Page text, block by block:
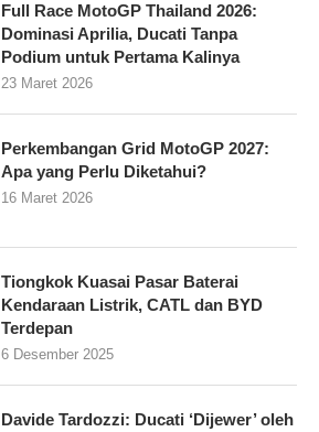
Full Race MotoGP Thailand 2026:
Dominasi Aprilia, Ducati Tanpa
Podium untuk Pertama Kalinya
23 Maret 2026
Perkembangan Grid MotoGP 2027:
Apa yang Perlu Diketahui?
16 Maret 2026
Tiongkok Kuasai Pasar Baterai
Kendaraan Listrik, CATL dan BYD
Terdepan
6 Desember 2025
Davide Tardozzi: Ducati ‘Dijewer’ oleh